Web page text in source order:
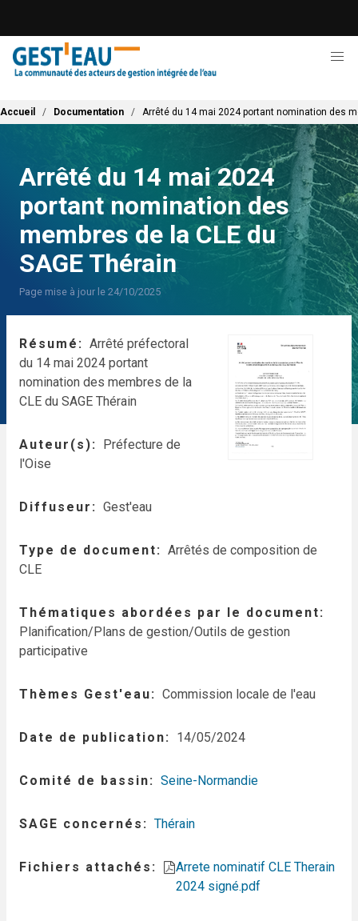
contenu
principal
Fil d'Ariane
Accueil Documentation Arrêté du 14 mai 2024 portant nomination des
Arrêté du 14 mai 2024
portant nomination des
membres de la CLE du
SAGE Thérain
Page mise à jour le 24/10/2025
Résumé
Arrêté préfectoral
du 14 mai 2024 portant
nomination des membres de la
CLE du SAGE Thérain
Auteur(s)
Préfecture de
l'Oise
Diffuseur Gest'eau
Type de document
Arrêtés de composition de
CLE
Thématiques abordées par le document
Planification/Plans de gestion/Outils de gestion
participative
Thèmes Gest'eau Commission locale de l'eau
Date de publication 14/05/2024
Comité de bassin Seine-Normandie
SAGE concernés Thérain
Fichiers attachés
Arrete nominatif CLE Therain
2024 signé.pdf